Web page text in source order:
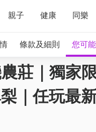
親子 健康 同樂
條款及細則 您可
莊｜獨家
｜任玩最